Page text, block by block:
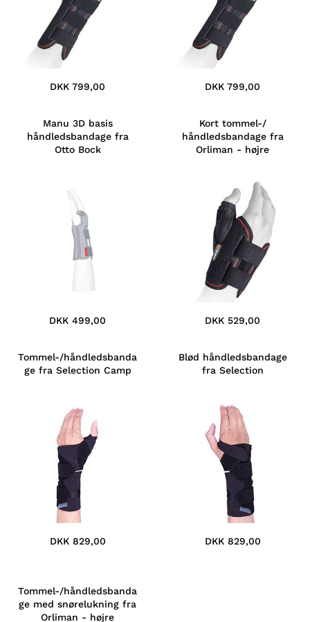
DKK 799,00 DKK 799,00
Manu 3D basis
håndledsbandage fra
Otto Bock
DKK 499,00
Kort tommel-/
håndledsbandage fra
Orliman - højre
DKK 529,00
Tommel-/håndledsbanda
ge fra Selection Camp
DKK 829,00
Blød håndledsbandage
fra Selection
DKK 829,00
Tommel-/håndledsbanda
ge med snørelukning fra
Orliman - højre